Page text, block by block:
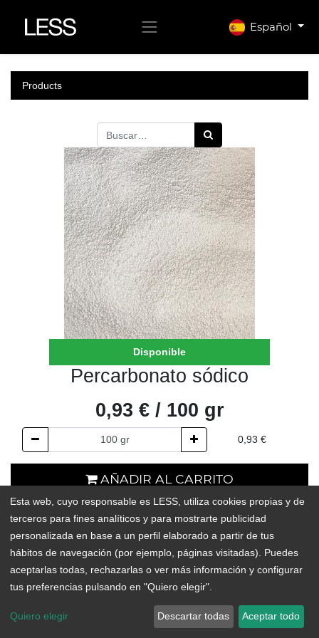
Español
Products
Disponible
Percarbonato sódico
0,93 € / 100 gr
0,93 €
AÑADIR AL CARRITO
En existencias
Add to Wishlist
El percarbonato sódico es un blanqueante y quitamanchas
oxigenado, totalmente biodegradable, que tiene multitud de usos.
Se usa tanto como potenciador del detergente como
Esta web, cuyo responsable es LESS, utiliza cookies propias y de
terceros para fines analíticos y para mostrarte publicidad
personalizada en base a un perfil elaborado a partir de tus
hábitos de navegación (por ejemplo, páginas visitadas). Puedes
aceptarlas todas, rechazarlas o ver más información y configurar
tus preferencias pulsando en "Quiero elegir".
Quiero elegir Descartar todas Aceptar todo